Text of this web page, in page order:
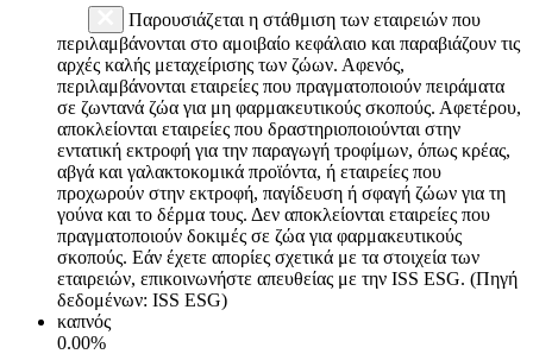
Παρουσιάζεται η στάθμιση των εταιρειών που
περιλαμβάνονται στο αμοιβαίο κεφάλαιο και παραβιάζουν τις
αρχές καλής μεταχείρισης των ζώων. Αφενός,
περιλαμβάνονται εταιρείες που πραγματοποιούν πειράματα
σε ζωντανά ζώα για μη φαρμακευτικούς σκοπούς. Αφετέρου,
αποκλείονται εταιρείες που δραστηριοποιούνται στην
εντατική εκτροφή για την παραγωγή τροφίμων, όπως κρέας,
αβγά και γαλακτοκομικά προϊόντα, ή εταιρείες που
προχωρούν στην εκτροφή, παγίδευση ή σφαγή ζώων για τη
γούνα και το δέρμα τους. Δεν αποκλείονται εταιρείες που
πραγματοποιούν δοκιμές σε ζώα για φαρμακευτικούς
σκοπούς. Εάν έχετε απορίες σχετικά με τα στοιχεία των
εταιρειών, επικοινωνήστε απευθείας με την ISS ESG. (Πηγή
δεδομένων: ISS ESG)
καπνός
0.00%